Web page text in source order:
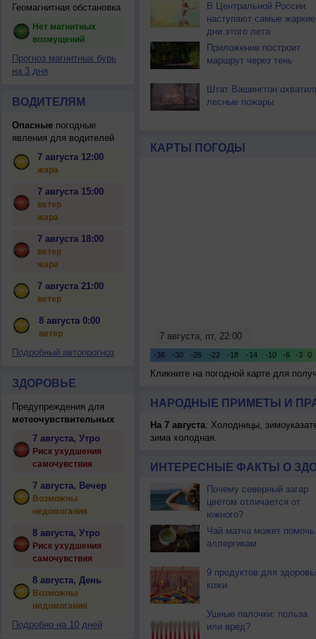
Геомагнитная обстановка
Нет магнитных
возмущений
Прогноз магнитных бурь
на 3 дня
ВОДИТЕЛЯМ
Опасныепогодные
явления для водителей
7 августа 12:00
жара
7 августа 15:00
ветер
жара
7 августа 18:00
ветер
жара
7 августа 21:00
ветер
8 августа 0:00
ветер
Подробный автопрогноз
ЗДОРОВЬЕ
Предупреждения для
метеочувствительных
7 августа, Утро
Риск ухудшения
самочувствия
7 августа, Вечер
Возможны
недомогания
8 августа, Утро
Риск ухудшения
самочувствия
8 августа, День
Возможны
недомогания
Подробно на 10 дней
В Центральной России
наступают самые жаркие
дни этого лета
Приложение построит
маршрут через тень
Штат Вашингтон
лесные пожары
КАРТЫ ПОГОДЫ
Кликните на погодной карте для
НАРОДНЫЕ ПРИМЕТЫ И
На 7 августа: Холодницы,
зима холодная.
ИНТЕРЕСНЫЕ ФАКТЫ О
Почему северный загар
цветом отличается от
южного?
Чай матча может помочь
аллергикам
9 продуктов для
кожи
Ушные палочки: польза
или вред?